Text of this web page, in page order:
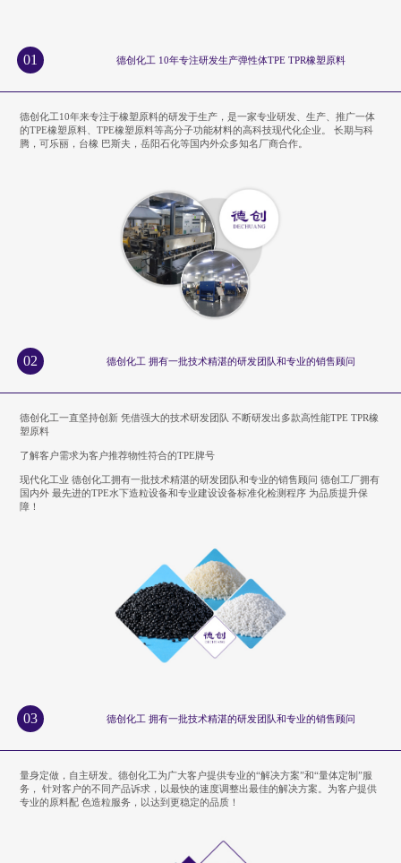
01 德创化工 10年专注研发生产弹性体TPE TPR橡塑原料
德创化工10年来专注于橡塑原料的研发于生产，是一家专业研发、生产、推广一体
的TPE橡塑原料、TPE橡塑原料等高分子功能材料的高科技现代化企业。 长期与科
腾，可乐丽，台橡 巴斯夫，岳阳石化等国内外众多知名厂商合作。
02 德创化工 拥有一批技术精湛的研发团队和专业的销售顾问
德创化工一直坚持创新 凭借强大的技术研发团队 不断研发出多款高性能TPE TPR橡
塑原料
了解客户需求为客户推荐物性符合的TPE牌号
现代化工业 德创化工拥有一批技术精湛的研发团队和专业的销售顾问 德创工厂拥有
国内外 最先进的TPE水下造粒设备和专业建设设备标准化检测程序 为品质提升保
障！
03 德创化工 拥有一批技术精湛的研发团队和专业的销售顾问
量身定做，自主研发。德创化工为广大客户提供专业的“解决方案”和“量体定制”服
务， 针对客户的不同产品诉求，以最快的速度调整出最佳的解决方案。为客户提供
专业的原料配 色造粒服务，以达到更稳定的品质！